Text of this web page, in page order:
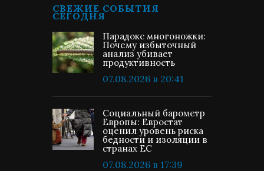
СВЕЖИЕ СОБЫТИЯ
СЕГОДНЯ
Парадокс многоножки:
Почему избыточный
анализ убивает
продуктивность
07.08.2026 в 20:41
Социальный барометр
Европы: Евростат
оценил уровень риска
бедности и изоляции в
странах ЕС
07.08.2026 в 17:39